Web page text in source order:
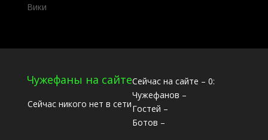
Вики
Чужефаны на сайте
Сейчас никого нет в сети
Сейчас на сайте – 0:
Чужефанов –
Гостей –
Ботов –